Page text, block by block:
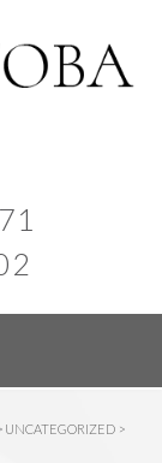
UNCATEGORIZED >